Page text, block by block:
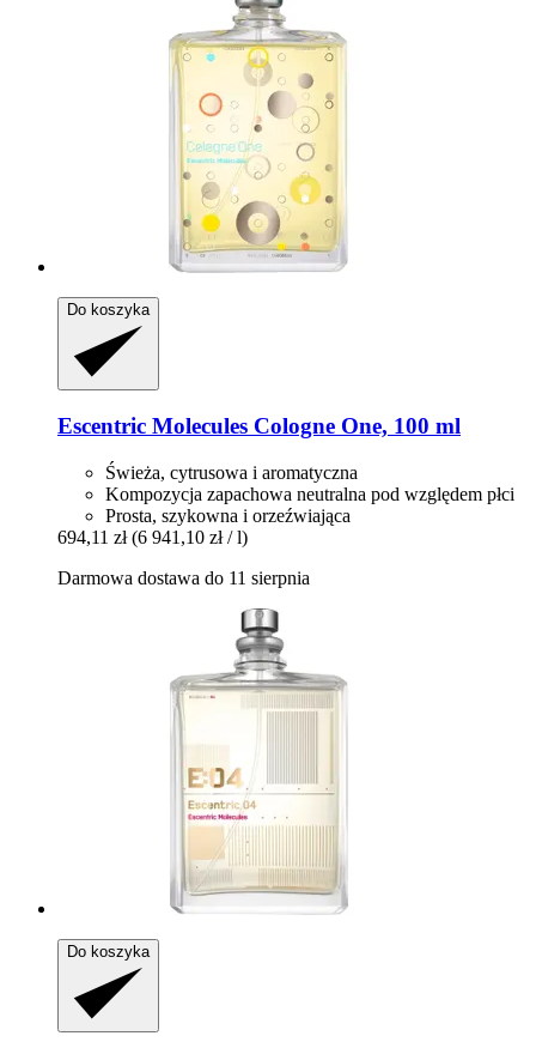
Do koszyka
Escentric Molecules Cologne One, 100 ml
Świeża, cytrusowa i aromatyczna
Kompozycja zapachowa neutralna pod względem płci
Prosta, szykowna i orzeźwiająca
694,11 zł (6 941,10 zł / l)
Darmowa dostawa do 11 sierpnia
Do koszyka